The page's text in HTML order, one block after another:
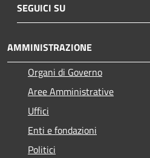
SEGUICI SU
AMMINISTRAZIONE
Organi di Governo
Aree Amministrative
Uffici
Enti e fondazioni
Politici